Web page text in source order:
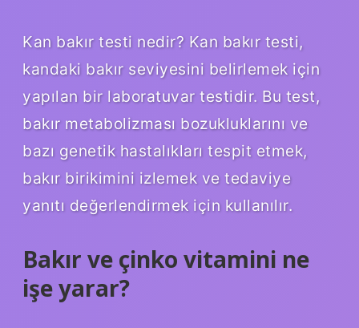
Kan bakır testi nedir? Kan bakır testi,
kandaki bakır seviyesini belirlemek için
yapılan bir laboratuvar testidir. Bu test,
bakır metabolizması bozukluklarını ve
bazı genetik hastalıkları tespit etmek,
bakır birikimini izlemek ve tedaviye
yanıtı değerlendirmek için kullanılır.
Bakır ve çinko vitamini ne
işe yarar?